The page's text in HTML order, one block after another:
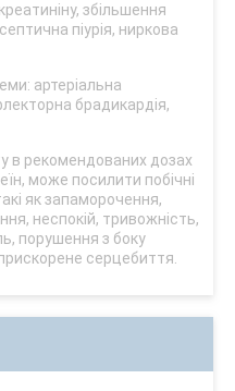
збільшення
піурія, ниркова
артеріальна
брадикардія,
в рекомендованих дозах
може посилити побічні
як запаморочення,
неспокій, тривожність,
порушення з боку
серцебиття.